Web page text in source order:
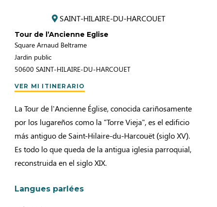
SAINT-HILAIRE-DU-HARCOUET
Tour de l’Ancienne Eglise
Square Arnaud Beltrame
Jardin public
50600 SAINT-HILAIRE-DU-HARCOUET
VER MI ITINERARIO
La Tour de l'Ancienne Église, conocida cariñosamente
por los lugareños como la "Torre Vieja", es el edificio
más antiguo de Saint-Hilaire-du-Harcouët (siglo XV).
Es todo lo que queda de la antigua iglesia parroquial,
reconstruida en el siglo XIX.
Langues parlées